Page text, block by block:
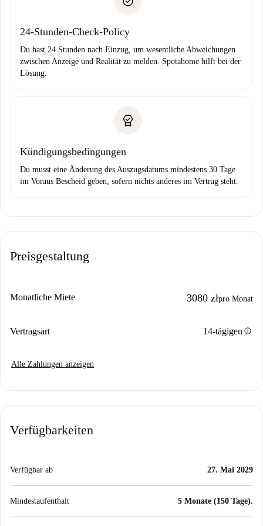
24-Stunden-Check-Policy
Du hast 24 Stunden nach Einzug, um wesentliche Abweichungen
zwischen Anzeige und Realität zu melden. Spotahome hilft bei der
Lösung.
Kündigungsbedingungen
Du musst eine Änderung des Auszugsdatums mindestens 30 Tage
im Voraus Bescheid geben, sofern nichts anderes im Vertrag steht.
Preisgestaltung
Monatliche Miete 3080 złpro Monat
Vertragsart 14-tägigen info
Alle Zahlungen anzeigen
Verfügbarkeiten
Verfügbar ab 27. Mai 2029
Mindestaufenthalt 5 Monate (150 Tage).